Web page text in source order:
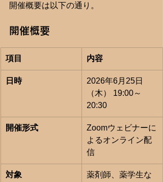
開催概要は以下の通り。
開催概要
項目 内容
日時
2026年6月25日
（木） 19:00～
20:30
開催形式
Zoomウェビナーに
よるオンライン配
信
対象
薬剤師、薬学生な